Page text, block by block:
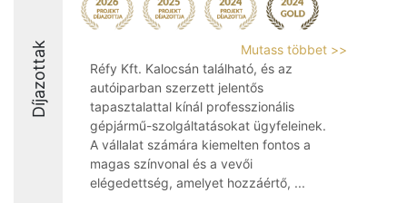
Díjazottak
Mutass többet >>
Réfy Kft. Kalocsán található, és az
autóiparban szerzett jelentős
tapasztalattal kínál professzionális
gépjármű-szolgáltatásokat ügyfeleinek.
A vállalat számára kiemelten fontos a
magas színvonal és a vevői
elégedettség, amelyet hozzáértő, ...